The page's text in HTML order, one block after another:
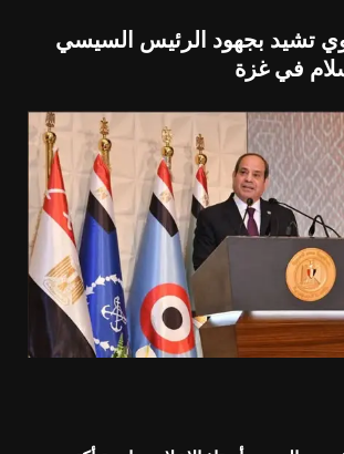
تشيد بجهود الرئيس السيسي
في غزة